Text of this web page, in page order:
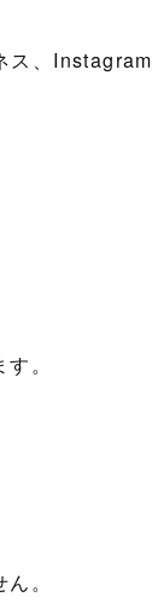
、Instagram
。
。